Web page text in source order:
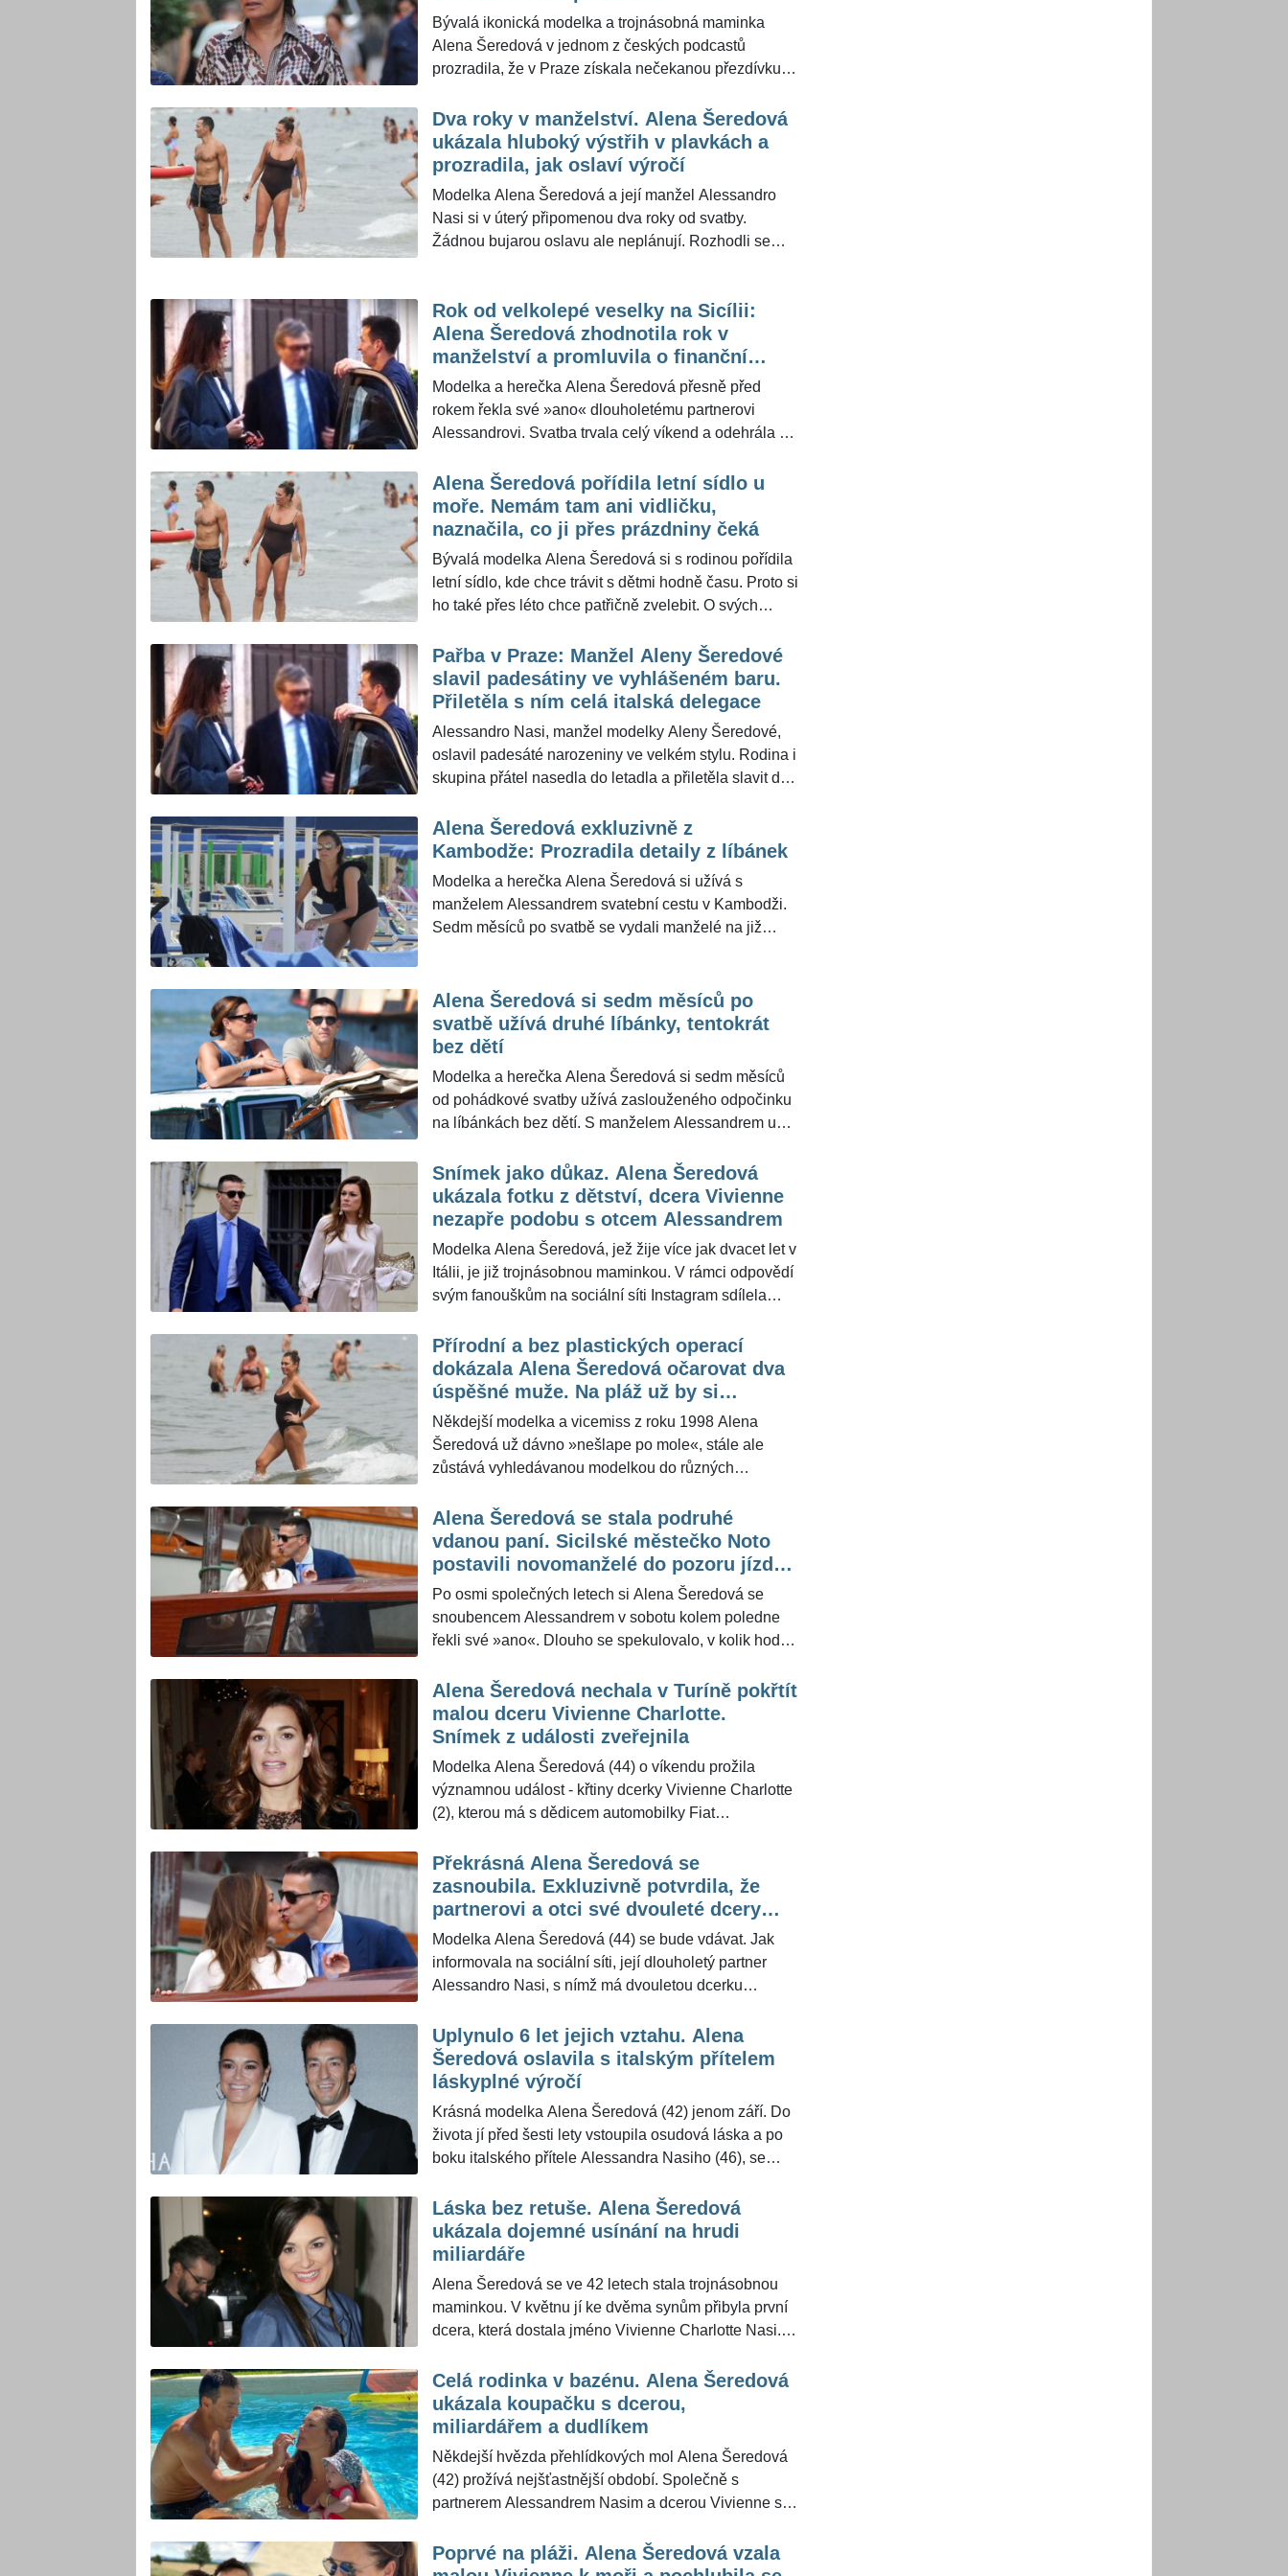
Bývalá ikonická modelka a trojnásobná maminka
Alena Šeredová v jednom z českých podcastů
prozradila, že v Praze získala nečekanou přezdívku –
jako narážka na to, že po rozvodu okouzlila italského
miliardáře Alessandra Nasiho, který prý původně děti
ani rodinu neplánoval. Šeredová pro ŽivotvČesku.cz
s nadhledem vysvětlila, kdo jí tak začal říkat. "Dost mě
to baví," uvedla s humorem sobě vlastním »Bella
Alena«.
Dva roky v manželství. Alena Šeredová
ukázala hluboký výstřih v plavkách a
prozradila, jak oslaví výročí
Modelka Alena Šeredová a její manžel Alessandro
Nasi si v úterý připomenou dva roky od svatby.
Žádnou bujarou oslavu ale neplánují. Rozhodli se
speciální," odpověděla na dotaz redakce
ŽivotvČesku.cz rodačka z Prahy, která si na jihu
Evropy užívá vzácně se všemi třemi dětmi.
Rok od velkolepé veselky na Sicílii:
Alena Šeredová zhodnotila rok v
manželství a promluvila o finanční
náročnosti třídenní svatby
Modelka a herečka Alena Šeredová přesně před
rokem řekla své »ano« dlouholetému partnerovi
Alessandrovi. Svatba trvala celý víkend a odehrála se
českou rodačkou přiletěli přátelé i rodina a všichni si
druhou svatbu ikony českého modelingu užili. Jak
výjimečný byl pro manžele tento den, zdůraznila
Alena Šeredová pro ŽivotvČesku.cz již několikrát. I
rok po svatbě přiznala, jak jí i manželovi letos
výjimečná událost chybí. Modelka pro ŽivotvČesku.cz
nyní zhodnotila rok v manželství a zavzpomínala na
Alena Šeredová pořídila letní sídlo u
moře. Nemám tam ani vidličku,
naznačila, co ji přes prázdniny čeká
Bývalá modelka Alena Šeredová si s rodinou pořídila
letní sídlo, kde chce trávit s dětmi hodně času. Proto si
ho také přes léto chce patřičně zvelebit. O svých
svém instagramovém profilu. Redakce
ŽivotvČesku.cz ikonu českého i zahraničního
modelingu oslovila s dotazem, zda si dům pořídili v
rodné zemi svých dětí a manžela –⁠⁠⁠⁠⁠⁠ Itálii, nebo zvolili
jinou destinaci. Brunetka do vydání článku
neodpověděla. Dá se předpokládat, že letošní
prázdniny budou pro rodinu někdejší královny krásy
ŽivotvČesku.cz vysvětlila, proč na poslední chvíli
zrušili cestu po USA a vydali se na Seychely.
Pařba v Praze: Manžel Aleny Šeredové
slavil padesátiny ve vyhlášeném baru.
Přiletěla s ním celá italská delegace
Alessandro Nasi, manžel modelky Aleny Šeredové,
oslavil padesáté narozeniny ve velkém stylu. Rodina i
skupina přátel nasedla do letadla a přiletěla slavit do
počasí, i tak se ale početná italská »delegace« bavila
v dobré náladě. V pátek zavítala parta do jednoho z
vyhlášených klubů v centru města. Nechyběl dort
ŽivotvČesku.cz modelku oslovila s dotazem, jaké má
pro manžela překvapení, do vydání článku ale
detaily své návštěvy.
Alena Šeredová exkluzivně z
Kambodže: Prozradila detaily z líbánek
Modelka a herečka Alena Šeredová si užívá s
manželem Alessandrem svatební cestu v Kambodži.
Sedm měsíců po svatbě se vydali manželé na již
bez tříleté dcery už jednou několik dní byla, když
natáčela film v Neapoli, nyní je to poprvé, kdy je
rozkošná Vivienne bez obou rodičů. "Zastoupili nás
prarodiče, kteří jsou s dětmi doma," sdělila »Bella
Alena Šeredová si sedm měsíců po
svatbě užívá druhé líbánky, tentokrát
bez dětí
Modelka a herečka Alena Šeredová si sedm měsíců
od pohádkové svatby užívá zaslouženého odpočinku
na líbánkách bez dětí. S manželem Alessandrem už v
nimi však jela i dcera Vivienne. Pro ŽivotvČesku.cz
Alena tehdy uvedla, že se jednalo o »last minut
líbánky«. Nyní si ikonická modelka a rodačka z Prahy
užívá krásy Kambodže jen po boku svého manžela a
snímky sdílí na sociální síti.
Snímek jako důkaz. Alena Šeredová
ukázala fotku z dětství, dcera Vivienne
nezapře podobu s otcem Alessandrem
Modelka Alena Šeredová, jež žije více jak dvacet let v
Itálii, je již trojnásobnou maminkou. V rámci odpovědí
svým fanouškům na sociální síti Instagram sdílela
Vivienne. Podle čtyřicet let staré fotografie lze vidět,
že dcera je skutečně více podobná svému otci
Alessandrovi. Sympatická modelka a herečka letos
"Přijedeme s rodinou sice jen na pár dní, ale o to
intenzivnější to bude," prozradila pro ŽivotvČesku.cz
Přírodní a bez plastických operací
dokázala Alena Šeredová očarovat dva
úspěšné muže. Na pláž už by si
vykrojené plavky ale nevzala, říká
Někdejší modelka a vicemiss z roku 1998 Alena
Šeredová už dávno »nešlape po mole«, stále ale
zůstává vyhledávanou modelkou do různých
dobře vědoma, že už jí není dvacet, a mírně
sebekriticky pro ŽivotvČesku.cz uvedla, že by na pláž
už vykrojené plavky nevolila. Něco jiného je to ale v
práci, kde je jako modelka zvyklá na ledacos a více
se odhalit jí nedělá problém. Aleně Šeredové se nedá
upřít velké charisma, kterým okouzlila již druhého
úspěšného muže, přitom zůstala vždy přirozená a
estetických zákroků.
Alena Šeredová se stala podruhé
vdanou paní. Sicilské městečko Noto
postavili novomanželé do pozoru jízdou
ve "fiátku"
Po osmi společných letech si Alena Šeredová se
snoubencem Alessandrem v sobotu kolem poledne
řekli své »ano«. Dlouho se spekulovalo, v kolik hodin
přehlídkových mol vše prozradila, když si na svém
Instagramu sdílela fotografii ze svatební jízdy
novomanželů ve světle modrém vozidle značky Fiat.
Pro ŽivotvČesku.cz vicemiss ČR z roku 1998
exkluzivně na konci května prozradila termín svého
druhého vstupu do manželství.
Alena Šeredová nechala v Turíně pokřtít
malou dceru Vivienne Charlotte.
Snímek z události zveřejnila
Modelka Alena Šeredová (44) o víkendu prožila
významnou událost - křtiny dcerky Vivienne Charlotte
(2), kterou má s dědicem automobilky Fiat
sdílela společnou fotografii, na níž je i kněz, který
malou »Vivi« pokřtil. Hrdí rodiče se tak teď už mohou
soustředit jen na svou svatbu. Modelka totiž pro
ŽivotvČesku.cz nedávno potvrdila žádost o ruku.
Překrásná Alena Šeredová se
zasnoubila. Exkluzivně potvrdila, že
partnerovi a otci své dvouleté dcery
řekla "ano"
Modelka Alena Šeredová (44) se bude vdávat. Jak
informovala na sociální síti, její dlouholetý partner
Alessandro Nasi, s nímž má dvouletou dcerku
brunetka informaci sama pro ŽivotvČesku.cz
potvrdila. Do manželství tak vstoupí už podruhé, v
roce 2011 se na pražském Vyšehradě provdala za
italského brankáře Gianluigiho Buffona (44).
Manželství ale tehdy vydrželo pouhé tři roky.
Uplynulo 6 let jejich vztahu. Alena
Šeredová oslavila s italským přítelem
láskyplné výročí
Krásná modelka Alena Šeredová (42) jenom září. Do
života jí před šesti lety vstoupila osudová láska a po
boku italského přítele Alessandra Nasiho (46), se
šťastně a velmi jim to spolu sluší. Mluví se tak o tom,
kdy tenhle slavný pár do toho praští.
Láska bez retuše. Alena Šeredová
ukázala dojemné usínání na hrudi
miliardáře
Alena Šeredová se ve 42 letech stala trojnásobnou
maminkou. V květnu jí ke dvěma synům přibyla první
dcera, která dostala jméno Vivienne Charlotte Nasi.
oba rodiče sledují pokroky, která jejich milovaná
dcera každým dnem dělá.
Celá rodinka v bazénu. Alena Šeredová
ukázala koupačku s dcerou,
miliardářem a dudlíkem
Někdejší hvězda přehlídkových mol Alena Šeredová
(42) prožívá nejšťastnější období. Společně s
partnerem Alessandrem Nasim a dcerou Vivienne si
podmínky k pořádné koupačce přímo lákají. Alena se
rodinnou momentkou pochlubila na svém Instagramu.
Poprvé na pláži. Alena Šeredová vzala